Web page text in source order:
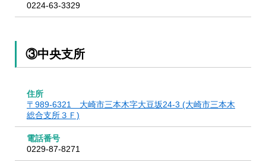
0224-63-3329
③中央支所
住所
〒989-6321 大崎市三本木字大豆坂24-3 (大崎市三本木
総合支所３Ｆ)
電話番号
0229-87-8271